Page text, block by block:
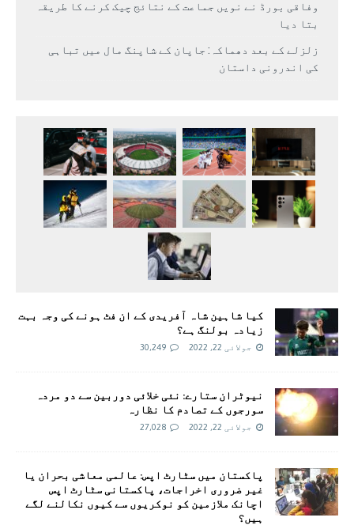
وفاقی بورڈ نے نویں جماعت کے نتائج چیک کرنے کا طریقہ
بتا دیا
زلزلے کے بعد دھماکہ: جاپان کے شاپنگ مال میں تباہی
کی اندرونی داستان
کیا شاہین شاہ آفریدی کے ان فٹ ہونے کی وجہ بہت
زیادہ بولنگ ہے؟
جولائی 22, 2022 30,249
نیوٹران ستارے: نئی خلائی دوربین سے دو مردہ
سورجوں کے تصادم کا نظارہ
جولائی 22, 2022 27,028
پاکستان میں سٹارٹ اپس: عالمی معاشی بحران یا
غیر ضروری اخراجات، پاکستانی سٹارٹ اپس
اچانک ملازمین کو نوکریوں سے کیوں نکالنے لگے
ہیں؟